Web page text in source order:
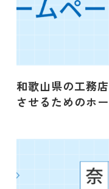
和歌山県の工務
させるためのホ